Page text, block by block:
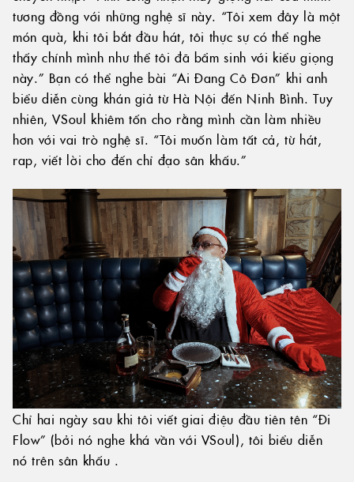
tương đồng với những nghệ sĩ này. “Tôi xem đây là một
món quà, khi tôi bắt đầu hát, tôi thực sự có thể nghe
thấy chính mình như thể tôi đã bẩm sinh với kiểu giọng
này.” Bạn có thể nghe bài “Ai Đang Cô Đơn” khi anh
biểu diễn cùng khán giả từ Hà Nội đến Ninh Bình. Tuy
nhiên, VSoul khiêm tốn cho rằng mình cần làm nhiều
hơn với vai trò nghệ sĩ. “Tôi muốn làm tất cả, từ hát,
rap, viết lời cho đến chỉ đạo sân khấu.”
Chỉ hai ngày sau khi tôi viết giai điệu đầu tiên tên “Đi
Flow” (bởi nó nghe khá vần với VSoul), tôi biểu diễn
nó trên sân khấu .